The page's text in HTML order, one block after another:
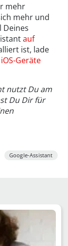
mehr
mehr und
Deines
auf
ist, lade
Geräte
nutzt Du am
Du Dir für
Google-Assistant